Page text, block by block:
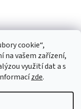
cookie“,
na vašem zařízení,
využití dat a s
zde.